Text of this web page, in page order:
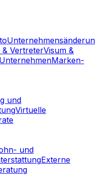
VertreterVisum &
Marken-
und
Virtuelle
und
Externe